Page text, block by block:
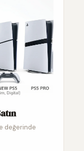
değerinde